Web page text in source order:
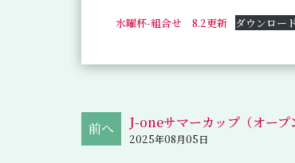
水曜杯-組合せ 8.2更新 ダウンロード
J-oneサマーカップ（オープ
2025年08月05日